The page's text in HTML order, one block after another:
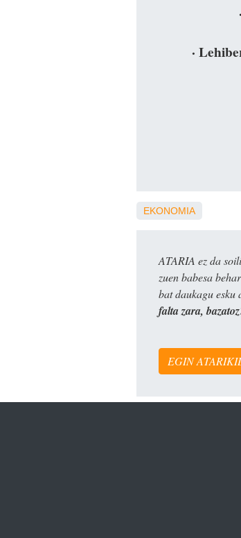
·
EKONOMIA
ATARIA ez da
zuen babesa
bat daukagu esku
falta zara,
EGIN